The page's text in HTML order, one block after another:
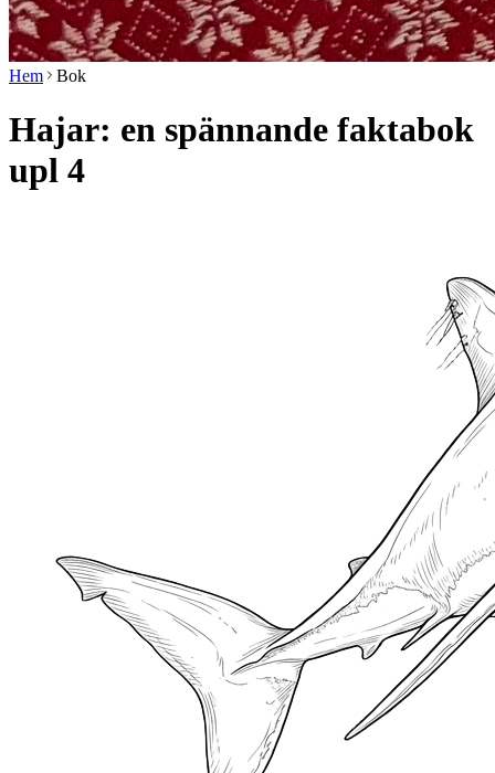
Hem Bok
Hajar: en spännande faktabok
upl 4